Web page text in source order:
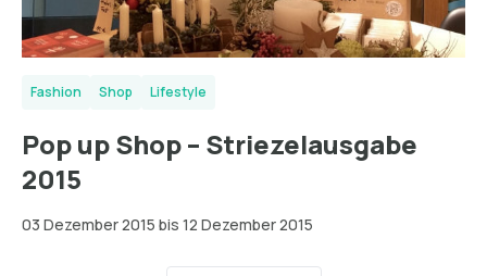
Fashion Shop Lifestyle
Pop up Shop – Striezelausgabe
2015
03 Dezember 2015 bis 12 Dezember 2015